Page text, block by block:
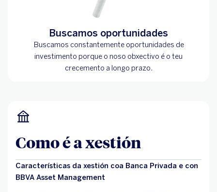
Buscamos oportunidades
Buscamos constantemente oportunidades de
investimento porque o noso obxectivo é o teu
crecemento a longo prazo.
Como é a xestión
Características da xestión coa Banca Privada e con
BBVA Asset Management